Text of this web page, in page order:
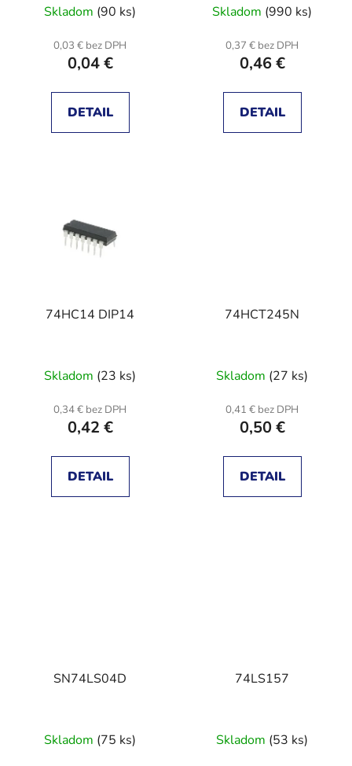
Skladom (90 ks)
0,03 € bez DPH
0,04 €
DETAIL
Skladom (990 ks)
0,37 € bez DPH
0,46 €
DETAIL
74HC14 DIP14
Skladom (23 ks)
0,34 € bez DPH
0,42 €
DETAIL
74HCT245N
Skladom (27 ks)
0,41 € bez DPH
0,50 €
DETAIL
SN74LS04D
Skladom (75 ks)
74LS157
Skladom (53 ks)